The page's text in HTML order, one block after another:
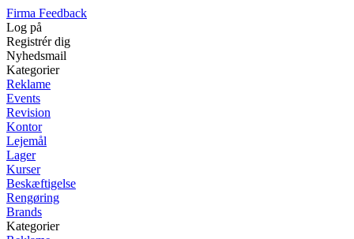
Firma Feedback
Log på
Registrér dig
Nyhedsmail
Kategorier
Reklame
Events
Revision
Kontor
Lejemål
Lager
Kurser
Beskæftigelse
Rengøring
Brands
Kategorier